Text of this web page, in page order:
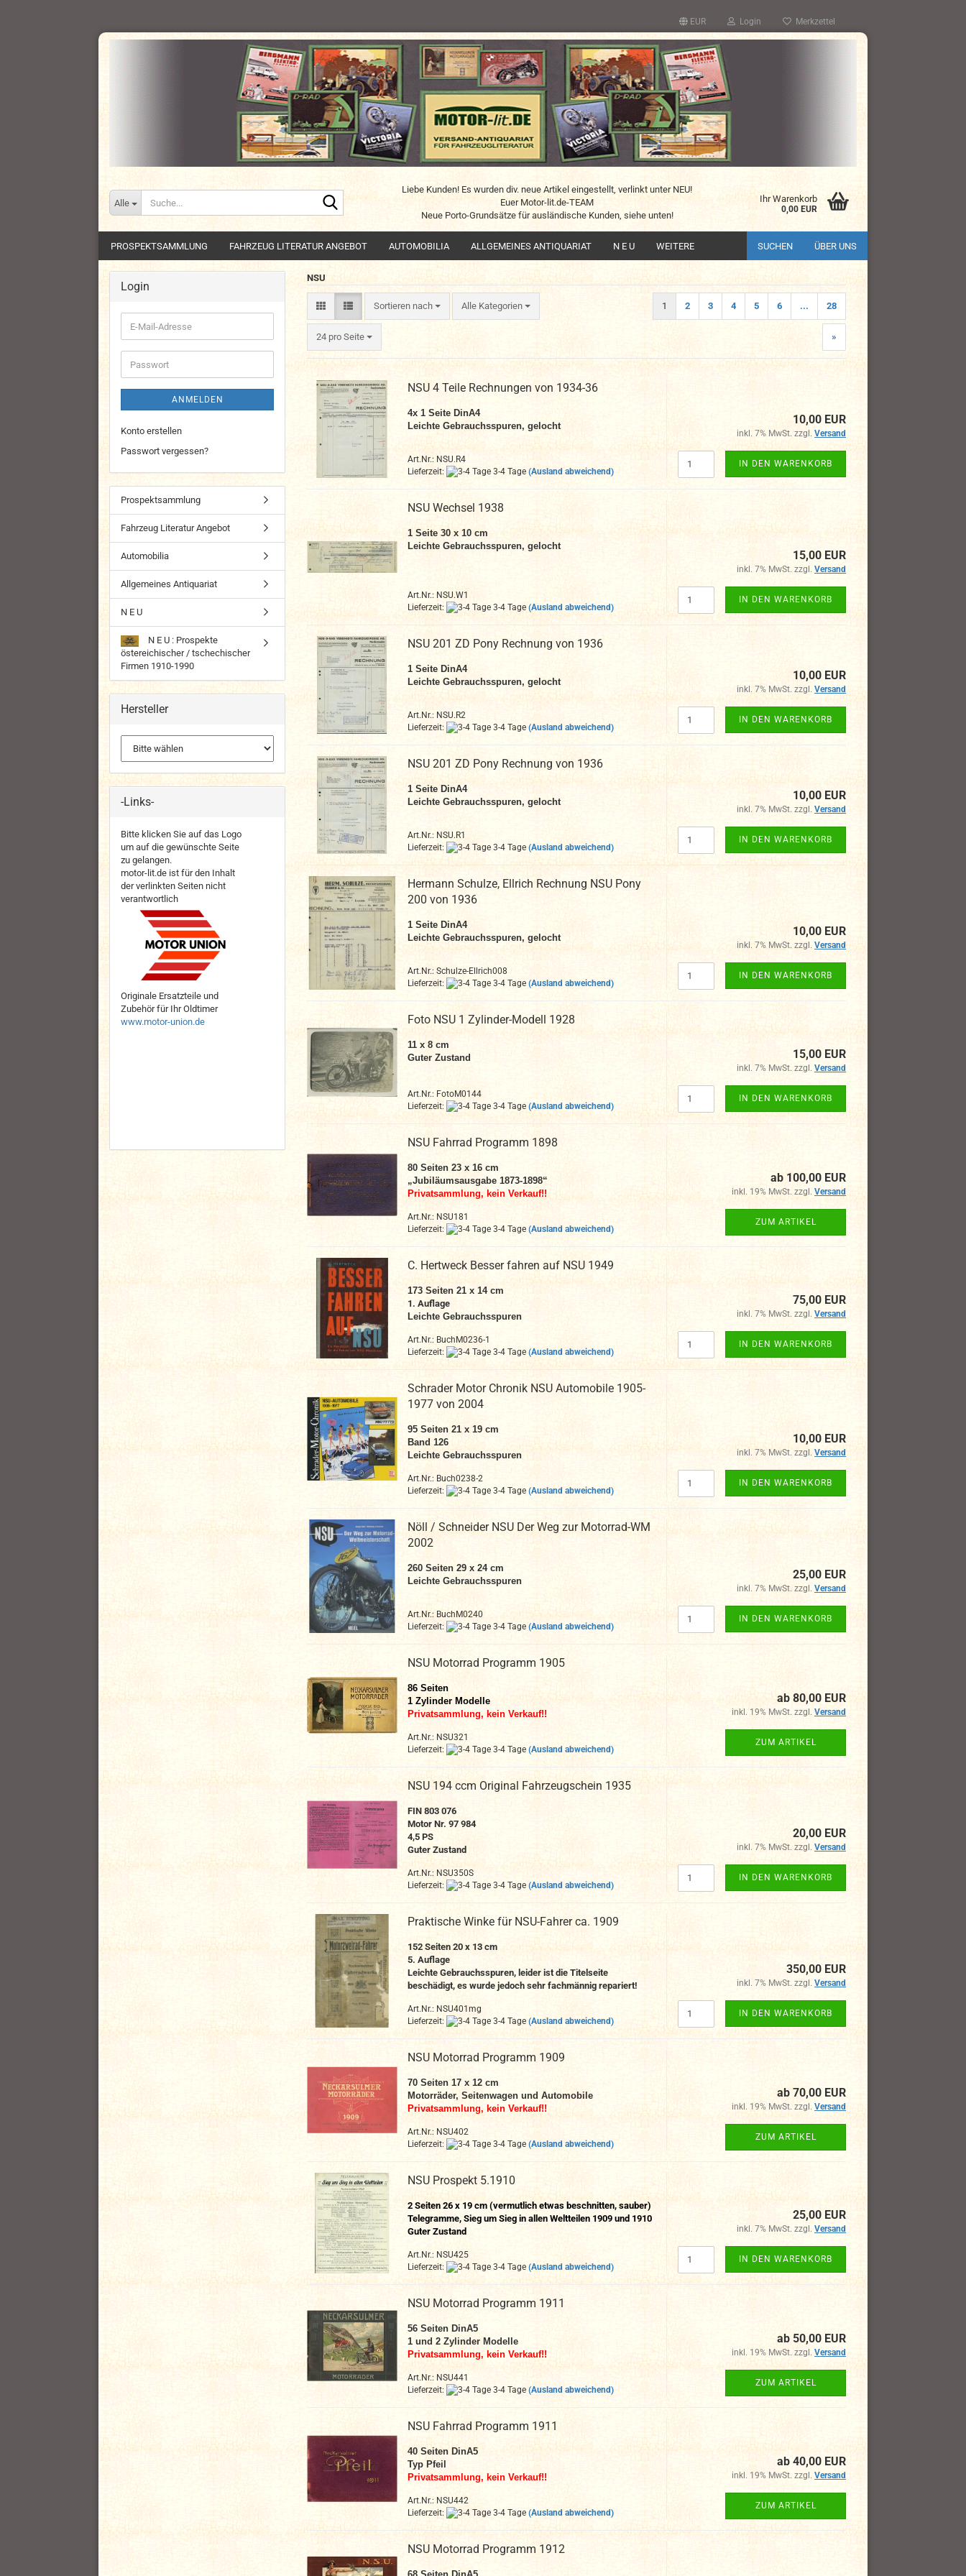
EUR Login Merkzettel
Alle
Suche...
Liebe Kunden! Es wurden div. neue Artikel eingestellt, verlinkt unter NEU!
Euer Motor-lit.de-TEAM
Neue Porto-Grundsätze für ausländische Kunden, siehe unten!
Ihr Warenkorb
0,00 EUR
PROSPEKTSAMMLUNG FAHRZEUG LITERATUR ANGEBOT AUTOMOBILIA ALLGEMEINES ANTIQUARIAT N E U SUCHEN ÜBER UNS
WEITERE
NSU
Sortieren nach
Sortieren nach Alle Kategorien
24 pro Seite
pro Seite
1 2 3 4 5 6 ... 28
»
NSU 4 Teile Rechnungen von 1934-36
4x 1 Seite DinA4
Leichte Gebrauchsspuren, gelocht
Art.Nr.: NSU.R4
Lieferzeit:
3-4 Tage (Ausland abweichend)
10,00 EUR
inkl. 7% MwSt. zzgl. Versand
IN DEN WARENKORB
NSU Wechsel 1938
1 Seite 30 x 10 cm
Leichte Gebrauchsspuren, gelocht
Art.Nr.: NSU.W1
Lieferzeit:
3-4 Tage (Ausland abweichend)
15,00 EUR
inkl. 7% MwSt. zzgl. Versand
IN DEN WARENKORB
NSU 201 ZD Pony Rechnung von 1936
1 Seite DinA4
Leichte Gebrauchsspuren, gelocht
Art.Nr.: NSU.R2
Lieferzeit:
3-4 Tage (Ausland abweichend)
10,00 EUR
inkl. 7% MwSt. zzgl. Versand
IN DEN WARENKORB
NSU 201 ZD Pony Rechnung von 1936
1 Seite DinA4
Leichte Gebrauchsspuren, gelocht
Art.Nr.: NSU.R1
Lieferzeit:
3-4 Tage (Ausland abweichend)
10,00 EUR
inkl. 7% MwSt. zzgl. Versand
IN DEN WARENKORB
Hermann Schulze, Ellrich Rechnung NSU Pony
200 von 1936
1 Seite DinA4
Leichte Gebrauchsspuren, gelocht
Art.Nr.: Schulze-Ellrich008
Lieferzeit:
3-4 Tage (Ausland abweichend)
10,00 EUR
inkl. 7% MwSt. zzgl. Versand
IN DEN WARENKORB
Foto NSU 1 Zylinder-Modell 1928
11 x 8 cm
Guter Zustand
Art.Nr.: FotoM0144
Lieferzeit:
3-4 Tage (Ausland abweichend)
15,00 EUR
inkl. 7% MwSt. zzgl. Versand
IN DEN WARENKORB
NSU Fahrrad Programm 1898
80 Seiten 23 x 16 cm
„Jubiläumsausgabe 1873-1898“
Privatsammlung, kein Verkauf!!
Art.Nr.: NSU181
Lieferzeit:
3-4 Tage (Ausland abweichend)
ab 100,00 EUR
inkl. 19% MwSt. zzgl. Versand
ZUM ARTIKEL
C. Hertweck Besser fahren auf NSU 1949
173 Seiten 21 x 14 cm
1. Auflage
Leichte Gebrauchsspuren
Art.Nr.: BuchM0236-1
Lieferzeit:
3-4 Tage (Ausland abweichend)
75,00 EUR
inkl. 7% MwSt. zzgl. Versand
IN DEN WARENKORB
Schrader Motor Chronik NSU Automobile 1905-
1977 von 2004
95 Seiten 21 x 19 cm
Band 126
Leichte Gebrauchsspuren
Art.Nr.: Buch0238-2
Lieferzeit:
3-4 Tage (Ausland abweichend)
10,00 EUR
inkl. 7% MwSt. zzgl. Versand
IN DEN WARENKORB
Nöll / Schneider NSU Der Weg zur Motorrad-WM
2002
260 Seiten 29 x 24 cm
Leichte Gebrauchsspuren
Art.Nr.: BuchM0240
Lieferzeit:
3-4 Tage (Ausland abweichend)
25,00 EUR
inkl. 7% MwSt. zzgl. Versand
IN DEN WARENKORB
NSU Motorrad Programm 1905
86 Seiten
1 Zylinder Modelle
Privatsammlung, kein Verkauf!!
Art.Nr.: NSU321
Lieferzeit:
3-4 Tage (Ausland abweichend)
ab 80,00 EUR
inkl. 19% MwSt. zzgl. Versand
ZUM ARTIKEL
NSU 194 ccm Original Fahrzeugschein 1935
FIN 803 076
Motor Nr. 97 984
4,5 PS
Guter Zustand
Art.Nr.: NSU350S
Lieferzeit:
3-4 Tage (Ausland abweichend)
20,00 EUR
inkl. 7% MwSt. zzgl. Versand
IN DEN WARENKORB
Praktische Winke für NSU-Fahrer ca. 1909
152 Seiten 20 x 13 cm
5. Auflage
Leichte Gebrauchsspuren, leider ist die Titelseite
beschädigt, es wurde jedoch sehr fachmännig repariert!
Art.Nr.: NSU401mg
Lieferzeit:
3-4 Tage (Ausland abweichend)
350,00 EUR
inkl. 7% MwSt. zzgl. Versand
IN DEN WARENKORB
NSU Motorrad Programm 1909
70 Seiten 17 x 12 cm
Motorräder, Seitenwagen und Automobile
Privatsammlung, kein Verkauf!!
Art.Nr.: NSU402
Lieferzeit:
3-4 Tage (Ausland abweichend)
ab 70,00 EUR
inkl. 19% MwSt. zzgl. Versand
ZUM ARTIKEL
NSU Prospekt 5.1910
2 Seiten 26 x 19 cm (vermutlich etwas beschnitten, sauber)
Telegramme, Sieg um Sieg in allen Weltteilen 1909 und 1910
Guter Zustand
Art.Nr.: NSU425
Lieferzeit:
3-4 Tage (Ausland abweichend)
25,00 EUR
inkl. 7% MwSt. zzgl. Versand
IN DEN WARENKORB
NSU Motorrad Programm 1911
56 Seiten DinA5
1 und 2 Zylinder Modelle
Privatsammlung, kein Verkauf!!
Art.Nr.: NSU441
Lieferzeit:
3-4 Tage (Ausland abweichend)
ab 50,00 EUR
inkl. 19% MwSt. zzgl. Versand
ZUM ARTIKEL
NSU Fahrrad Programm 1911
40 Seiten DinA5
Typ Pfeil
Privatsammlung, kein Verkauf!!
Art.Nr.: NSU442
Lieferzeit:
3-4 Tage (Ausland abweichend)
ab 40,00 EUR
inkl. 19% MwSt. zzgl. Versand
ZUM ARTIKEL
NSU Motorrad Programm 1912
Login
E-
Mail-
Adresse
Passwort
ANMELDEN
Konto erstellen
Passwort vergessen?
Prospektsammlung
Fahrzeug Literatur Angebot
Automobilia
Allgemeines Antiquariat
N E U
N E U : Prospekte
östereichischer / tschechischer
Firmen 1910-1990
Hersteller
-Links-
Bitte klicken Sie auf das Logo
um auf die gewünschte Seite
zu gelangen.
motor-lit.de ist für den Inhalt
der verlinkten Seiten nicht
verantwortlich
Originale Ersatzteile und
Zubehör für Ihr Oldtimer
www.motor-union.de